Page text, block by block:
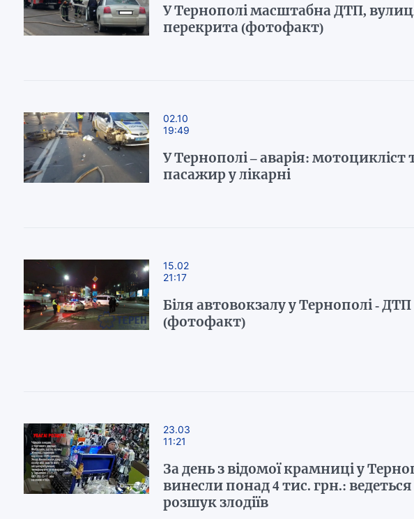
У Тернополі масштабна ДТП,
перекрита (фотофакт)
02.10
19:49
У Тернополі – аварія: мотоцикліст
пасажир у лікарні
15.02
21:17
Біля автовокзалу у Тернополі - ДТП
(фотофакт)
23.03
11:21
За день з відомої крамниці у
винесли понад 4 тис. грн.: ведеться
розшук злодіїв